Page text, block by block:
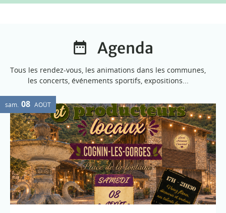
Agenda
Tous les rendez-vous, les animations dans les communes,
les concerts, événements sportifs, expositions...
sam. 08 AOÛT